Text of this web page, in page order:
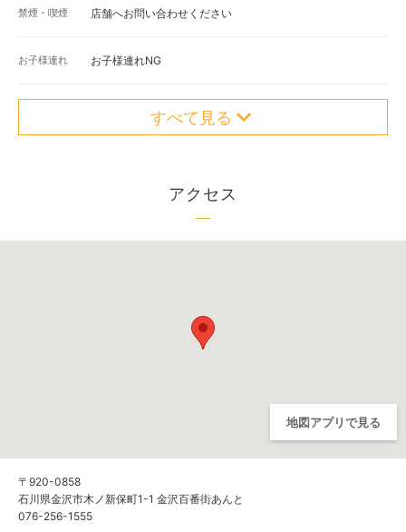
禁煙・喫煙 店舗へお問い合わせください
お子様連れ お子様連れNG
すべて見る
アクセス
地図アプリで見る
〒920-0858
石川県金沢市木ノ新保町1-1 金沢百番街あんと
076-256-1555